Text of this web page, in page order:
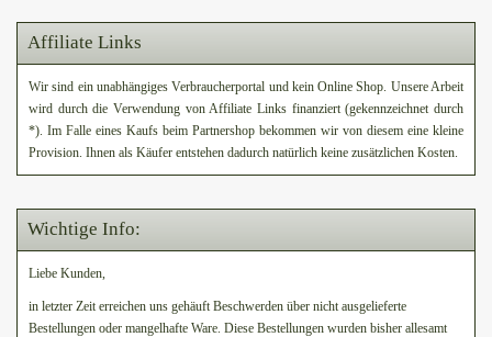
Affiliate Links
Wir sind ein unabhängiges Verbraucherportal und kein Online Shop. Unsere Arbeit
wird durch die Verwendung von Affiliate Links finanziert (gekennzeichnet durch
*). Im Falle eines Kaufs beim Partnershop bekommen wir von diesem eine kleine
Provision. Ihnen als Käufer entstehen dadurch natürlich keine zusätzlichen Kosten.
Wichtige Info:
Liebe Kunden,
in letzter Zeit erreichen uns gehäuft Beschwerden über nicht ausgelieferte
Bestellungen oder mangelhafte Ware. Diese Bestellungen wurden bisher allesamt